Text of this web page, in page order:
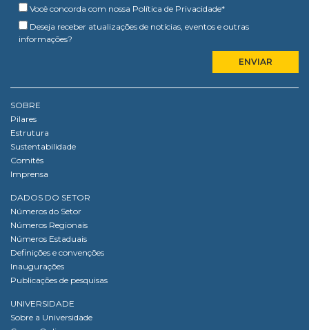
Você concorda com nossa Política de Privacidade*
Deseja receber atualizações de notícias, eventos e outras
informações?
SOBRE
Pilares
Estrutura
Sustentabilidade
Comitês
Imprensa
DADOS DO SETOR
Números do Setor
Números Regionais
Números Estaduais
Definições e convenções
Inaugurações
Publicações de pesquisas
UNIVERSIDADE
Sobre a Universidade